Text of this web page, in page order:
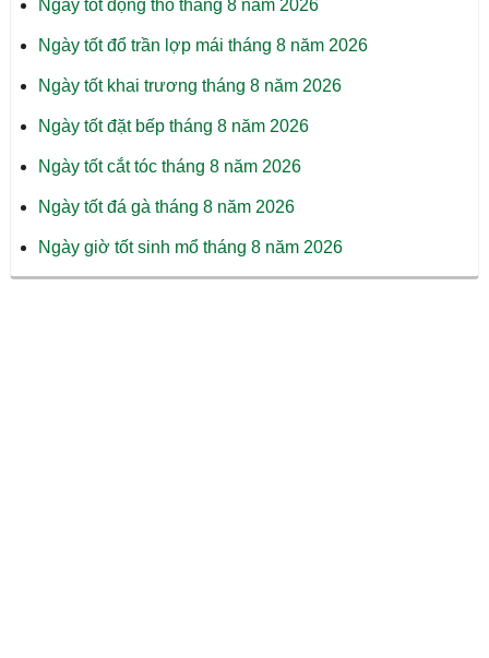
Ngày tốt động thổ tháng 8 năm 2026
Ngày tốt đổ trần lợp mái tháng 8 năm 2026
Ngày tốt khai trương tháng 8 năm 2026
Ngày tốt đặt bếp tháng 8 năm 2026
Ngày tốt cắt tóc tháng 8 năm 2026
Ngày tốt đá gà tháng 8 năm 2026
Ngày giờ tốt sinh mổ tháng 8 năm 2026